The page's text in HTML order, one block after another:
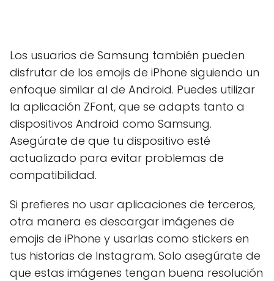
Los usuarios de Samsung también pueden
disfrutar de los emojis de iPhone siguiendo un
enfoque similar al de Android. Puedes utilizar
la aplicación ZFont, que se adapts tanto a
dispositivos Android como Samsung.
Asegúrate de que tu dispositivo esté
actualizado para evitar problemas de
compatibilidad.
Si prefieres no usar aplicaciones de terceros,
otra manera es descargar imágenes de
emojis de iPhone y usarlas como stickers en
tus historias de Instagram. Solo asegúrate de
que estas imágenes tengan buena resolución